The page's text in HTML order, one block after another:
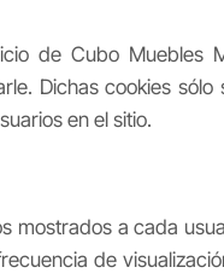
de Cubo Muebles
Dichas cookies sólo
en el sitio.
mostrados a cada
de